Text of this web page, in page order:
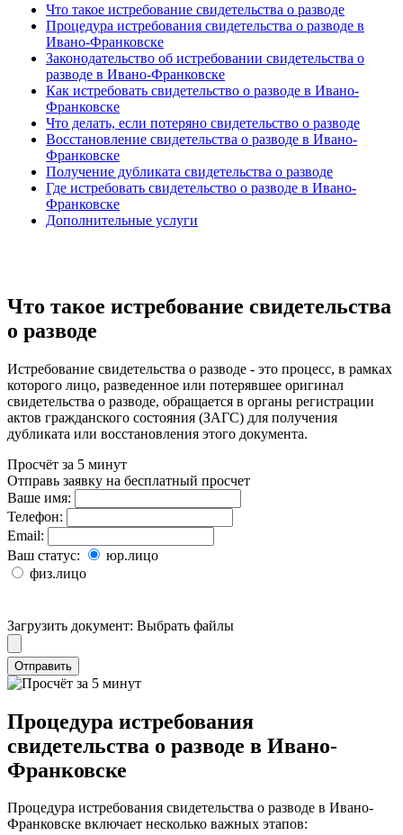
Что такое истребование свидетельства о разводе
Процедура истребования свидетельства о разводе в
Ивано-Франковске
Законодательство об истребовании свидетельства о
разводе в Ивано-Франковске
Как истребовать свидетельство о разводе в Ивано-
Франковске
Что делать, если потеряно свидетельство о разводе
Восстановление свидетельства о разводе в Ивано-
Франковске
Получение дубликата свидетельства о разводе
Где истребовать свидетельство о разводе в Ивано-
Франковске
Дополнительные услуги
Что такое истребование свидетельства
о разводе
Истребование свидетельства о разводе - это процесс, в рамках
которого лицо, разведенное или потерявшее оригинал
свидетельства о разводе, обращается в органы регистрации
актов гражданского состояния (ЗАГС) для получения
дубликата или восстановления этого документа.
Просчёт за 5 минут
Отправь заявку на бесплатный просчет
Ваше имя:
Телефон:
Email:
Ваш статус:
юр.лицо
физ.лицо
Загрузить документ: Выбрать файлы
Отправить
Процедура истребования
свидетельства о разводе в Ивано-
Франковске
Процедура истребования свидетельства о разводе в Ивано-
Франковске включает несколько важных этапов: